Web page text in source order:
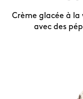
Crème glacée à la
avec des